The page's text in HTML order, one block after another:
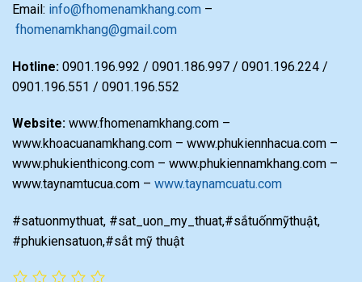
Email: info@fhomenamkhang.com –
fhomenamkhang@gmail.com
Hotline: 0901.196.992 / 0901.186.997 / 0901.196.224 /
0901.196.551 / 0901.196.552
Website: www.fhomenamkhang.com –
www.khoacuanamkhang.com – www.phukiennhacua.com –
www.phukienthicong.com – www.phukiennamkhang.com –
www.taynamtucua.com – www.taynamcuatu.com
#satuonmythuat, #sat_uon_my_thuat,#sắtuốnmỹthuật,
#phukiensatuon,#sắt mỹ thuật